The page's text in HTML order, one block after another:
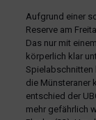
Aufgrund einer
Reserve am
Das nur mit
körperlich klar
Spielabschnitten
die Münsteraner
entschied der
mehr gefährlich